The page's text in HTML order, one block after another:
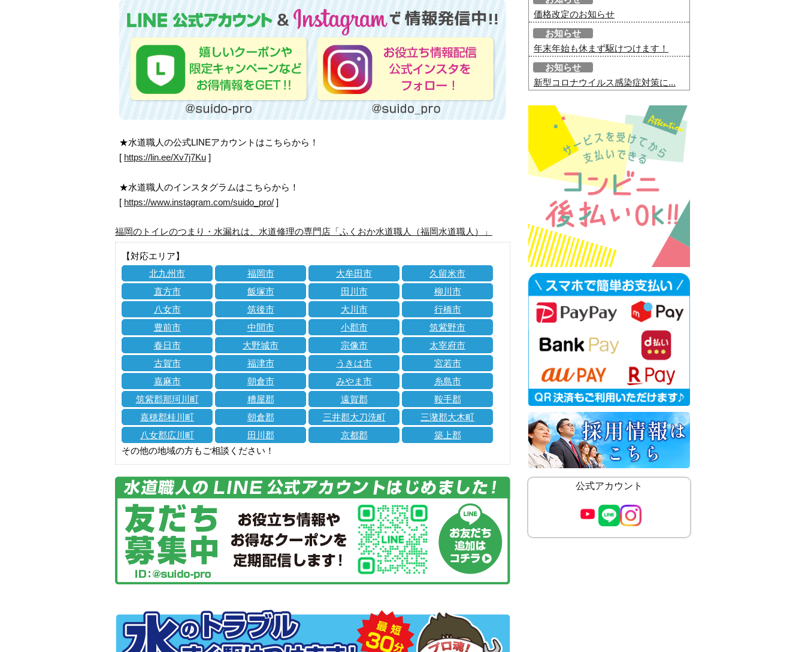
★水道職人の公式LINEアカウントはこちらから！
[ https://lin.ee/Xv7j7Ku ]
★水道職人のインスタグラムはこちらから！
[ https://www.instagram.com/suido_pro/ ]
福岡のトイレのつまり・水漏れは、水道修理の専門店「ふくおか水道職人（福岡水道職人）」
【対応エリア】
北九州市
福岡市 大牟田市
久留米市
直方市
飯塚市 田川市
柳川市
八女市
筑後市 大川市
行橋市
豊前市
中間市 小郡市
筑紫野市
春日市
大野城市 宗像市
太宰府市
古賀市
福津市 うきは市
宮若市
嘉麻市
朝倉市 みやま市
糸島市
筑紫郡那珂川町
糟屋郡 遠賀郡
鞍手郡
嘉穂郡桂川町
朝倉郡 三井郡大刀洗町
三潴郡大木町
八女郡広川町
田川郡 京都郡
築上郡
その他の地域の方もご相談ください！
価格改定のお知らせ
お知らせ
年末年始も休まず駆けつけます！
お知らせ
新型コロナウイルス感染症対策に...
公式アカウント